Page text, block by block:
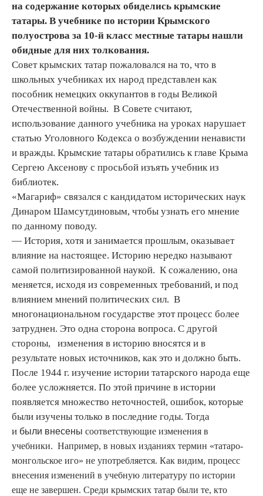
на содержание которых обиделись крымские
татары. В учебнике по истории Крымского
полуострова за 10-й класс местные татары нашли
обидные для них толкования.
Совет крымских татар пожаловался на то, что в
школьных учебниках их народ представлен как
пособник немецких оккупантов в годы Великой
Отечественной войны. В Совете считают,
использование данного учебника на уроках нарушает
статью Уголовного Кодекса о возбуждении ненависти
и вражды. Крымские татары обратились к главе Крыма
Сергею Аксенову с просьбой изъять учебник из
библиотек.
«Магариф» связался с кандидатом исторических наук
Динаром Шамсутдиновым, чтобы узнать его мнение
по данному поводу.
— История, хотя и занимается прошлым, оказывает
влияние на настоящее. Историю нередко называют
самой политизированной наукой. К сожалению, она
меняется, исходя из современных требований, и под
влиянием мнений политических сил. В
многонациональном государстве этот процесс более
затруднен. Это одна сторона вопроса. С другой
стороны, изменения в историю вносятся и в
результате новых источников, как это и должно быть.
После 1944 г. изучение истории татарского народа еще
более усложняется. По этой причине в истории
появляется множество неточностей, ошибок, которые
были изучены только в последние годы. Тогда
и были внесены соответствующие изменения в
учебники. Например, в новых изданиях термин «татаро-
монгольское иго» не употребляется. Как видим, процесс
внесения изменений в учебную литературу по истории
еще не завершен. Среди крымских татар были те, кто